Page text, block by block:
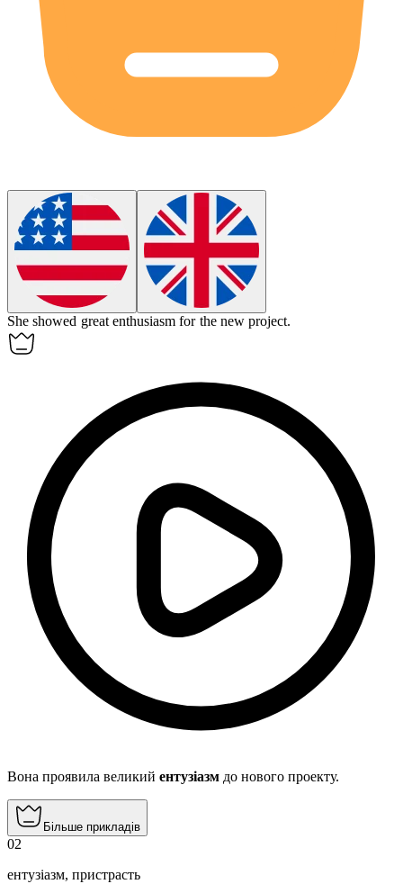
She showed great enthusiasm for the new project.
Вона проявила великий ентузіазм до нового проекту.
Більше прикладів
02
ентузіазм, пристрасть